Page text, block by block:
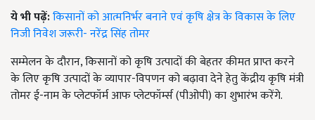
ये भी पढ़ें:किसानों को आत्मनिर्भर बनाने एवं कृषि क्षेत्र के विकास के लिए
निजी निवेश जरूरी- नरेंद्र सिंह तोमर
सम्मेलन के दौरान, किसानों को कृषि उत्पादों की बेहतर कीमत प्राप्त करने
के लिए कृषि उत्पादों के व्यापार-विपणन को बढ़ावा देने हेतु केंद्रीय कृषि मंत्री
तोमर ई-नाम के प्लेटफॉर्म आफ प्लेटफॉर्म्स (पीओपी) का शुभारंभ करेंगे.